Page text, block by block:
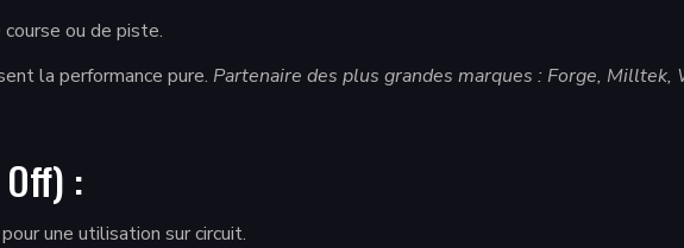
ou de piste.
la performance pure. Partenaire des plus grandes marques : Forge, Milltek,
:
une utilisation sur circuit.